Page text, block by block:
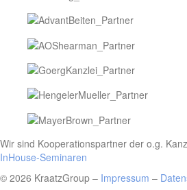
Wir sind Kooperationspartner der o.g.
InHouse-Seminaren
© 2026 KraatzGroup – Impressum –